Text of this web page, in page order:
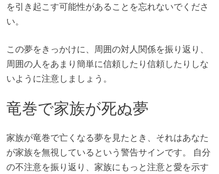
を引き起こす可能性があることを忘れないでくださ
い。
この夢をきっかけに、周囲の対人関係を振り返り、
周囲の人をあまり簡単に信頼したり信頼したりしな
いように注意しましょう。
竜巻で家族が死ぬ夢
家族が竜巻で亡くなる夢を見たとき、それはあなた
が家族を無視しているという警告サインです。 自分
の不注意を振り返り、家族にもっと注意と愛を示す